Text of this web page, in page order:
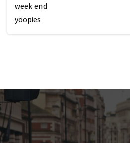
week end
yoopies